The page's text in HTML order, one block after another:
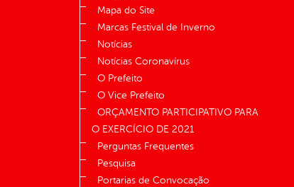
Mapa do Site
Marcas Festival de Inverno
Notícias
Notícias Coronavírus
O Prefeito
O Vice Prefeito
ORÇAMENTO PARTICIPATIVO PARA
O EXERCÍCIO DE 2021
Perguntas Frequentes
Pesquisa
Portarias de Convocação